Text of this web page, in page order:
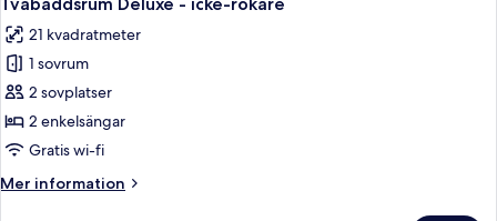
alla
foton
för
Tvåbäddsrum
Deluxe
-
rökare
21 kvadratmeter
1 sovrum
2 sovplatser
2 enkelsängar
Gratis wi-fi
Mer information
Mer